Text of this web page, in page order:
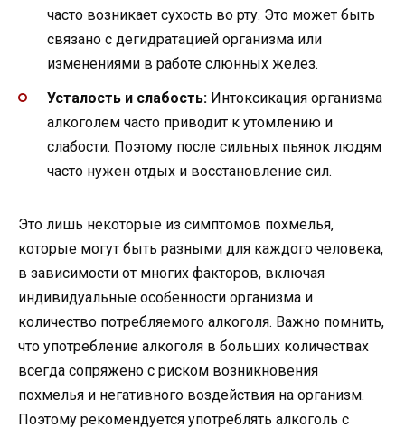
часто возникает сухость во рту. Это может быть
связано с дегидратацией организма или
изменениями в работе слюнных желез.
Усталость и слабость: Интоксикация организма
алкоголем часто приводит к утомлению и
слабости. Поэтому после сильных пьянок людям
часто нужен отдых и восстановление сил.
Это лишь некоторые из симптомов похмелья,
которые могут быть разными для каждого человека,
в зависимости от многих факторов, включая
индивидуальные особенности организма и
количество потребляемого алкоголя. Важно помнить,
что употребление алкоголя в больших количествах
всегда сопряжено с риском возникновения
похмелья и негативного воздействия на организм.
Поэтому рекомендуется употреблять алкоголь с